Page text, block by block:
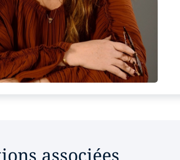
associées